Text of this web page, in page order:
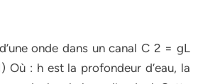
onde dans un canal C 2 = gL
Où : h est la profondeur d’eau, la